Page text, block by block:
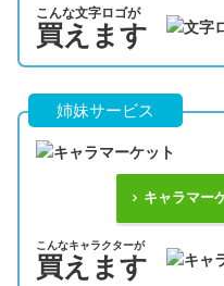
こんな文字ロゴが
買えます
姉妹サービス
キャラマー
こんなキャラクターが
買えます